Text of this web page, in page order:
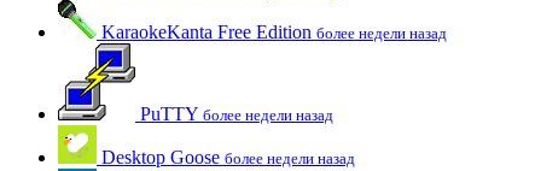
KaraokeKanta Free Edition более недели назад
PuTTY более недели назад
Desktop Goose более недели назад